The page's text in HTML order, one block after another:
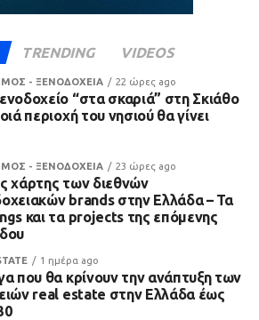
TRENDING VIDEOS
- ΞΕΝΟΔΟΧΕΙΑ 22 ώρες ago
“στα σκαριά” στη Σκιάθο
περιοχή του νησιού θα γίνει
- ΞΕΝΟΔΟΧΕΙΑ 23 ώρες ago
χάρτης των διεθνών
brands στην Ελλάδα – Τα
και τα projects της επόμενης
1 ημέρα ago
που θα κρίνουν την ανάπτυξη των
real estate στην Ελλάδα έως